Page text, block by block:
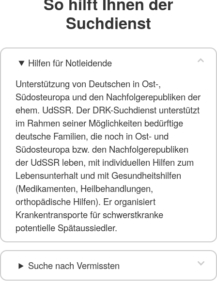
Suchdienst
Hilfen für Notleidende
Unterstützung von Deutschen in Ost-,
Südosteuropa und den Nachfolgerepubliken der
ehem. UdSSR. Der DRK-Suchdienst unterstützt
im Rahmen seiner Möglichkeiten bedürftige
deutsche Familien, die noch in Ost- und
Südosteuropa bzw. den Nachfolgerepubliken
der UdSSR leben, mit individuellen Hilfen zum
Lebensunterhalt und mit Gesundheitshilfen
(Medikamenten, Heilbehandlungen,
orthopädische Hilfen). Er organisiert
Krankentransporte für schwerstkranke
potentielle Spätaussiedler.
Suche nach Vermissten